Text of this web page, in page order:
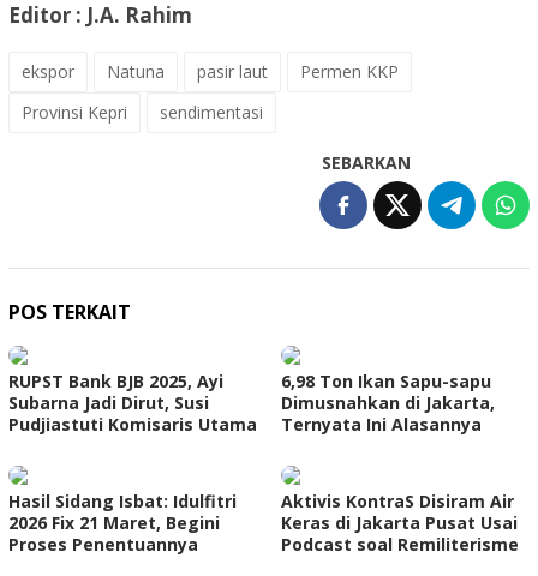
Editor : J.A. Rahim
ekspor Natuna pasir laut
Permen KKP
Provinsi Kepri
sendimentasi
SEBARKAN
POS TERKAIT
RUPST Bank BJB 2025, Ayi
Subarna Jadi Dirut, Susi
Pudjiastuti Komisaris Utama
6,98 Ton Ikan Sapu-sapu
Dimusnahkan di Jakarta,
Ternyata Ini Alasannya
Hasil Sidang Isbat: Idulfitri
2026 Fix 21 Maret, Begini
Proses Penentuannya
Aktivis KontraS Disiram Air
Keras di Jakarta Pusat Usai
Podcast soal Remiliterisme